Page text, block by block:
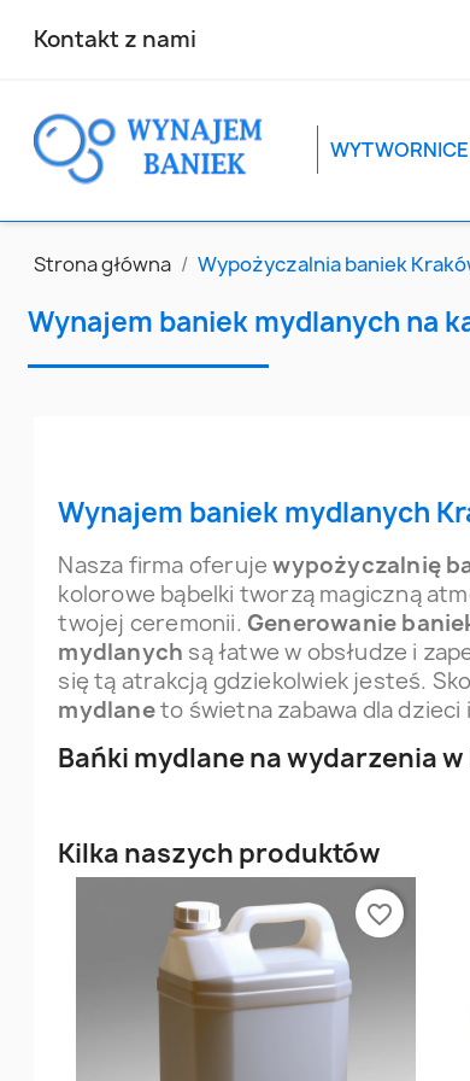
Kontakt z nami
WYTWORNICE
Strona główna Wypożyczalnia baniek
Wynajem baniek mydlanych na
Wynajem baniek mydlanych
Nasza firma oferujewypożyczalnię
kolorowe bąbelki tworzą magiczną
twojej ceremonii.Generowanie
mydlanych są łatwe w obsłudze i
się tą atrakcją gdziekolwiek jesteś.
mydlaneto świetna zabawa dla dzieci
Bańki mydlane na wydarzenia
Kilka naszych produktów
favorite_border